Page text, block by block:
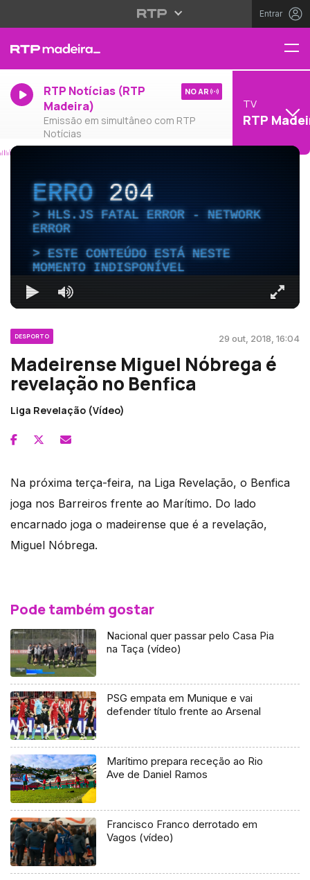
Entrar
RTP Notícias (RTP
Madeira)
Emissão em simultâneo com RTP
Notícias
NO AR
TV
RTP
ERRO204
HLS.JS FATAL ERROR - NETWORK
ERROR
ESTE CONTEÚDO ESTÁ NESTE
MOMENTO INDISPONÍVEL
DESPORTO 29 out, 2018, 16:04
Madeirense Miguel Nóbrega é
revelação no Benfica
Liga Revelação (Vídeo)
Na próxima terça-feira, na Liga Revelação, o Benfica
joga nos Barreiros frente ao Marítimo. Do lado
encarnado joga o madeirense que é a revelação,
Miguel Nóbrega.
Pode também gostar
Nacional quer passar pelo Casa Pia
na Taça (vídeo)
PSG empata em Munique e vai
defender título frente ao Arsenal
Marítimo prepara receção ao Rio
Ave de Daniel Ramos
Francisco Franco derrotado em
Vagos (vídeo)